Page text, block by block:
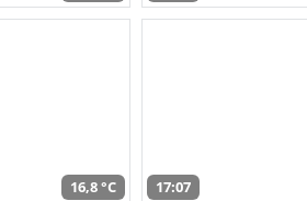
16,8 °C 17:07